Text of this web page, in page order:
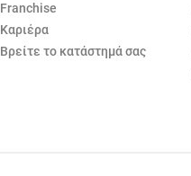
Franchise
Καριέρα
Βρείτε το κατάστημά σας